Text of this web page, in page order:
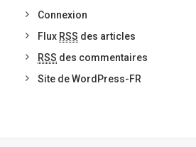
Connexion
Flux RSS des articles
RSS des commentaires
Site de WordPress-FR